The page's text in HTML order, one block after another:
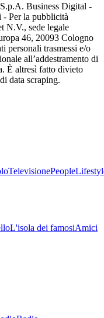
Business Digital -
Per la pubblicità
N.V., sede legale
46, 20093 Cologno
personali trasmessi e/o
all’addestramento di
È altresì fatto divieto
data scraping.
TelevisionePeople
L'isola dei famosiAmici